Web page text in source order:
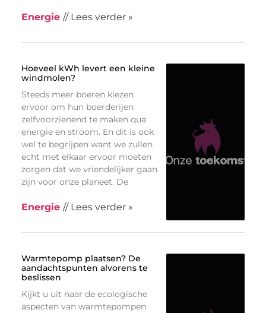
Energie // Lees verder »
Hoeveel kWh levert een kleine
windmolen?
Steeds meer boeren kiezen
ervoor om hun boerderijen
zelfvoorzienend te maken qua
energie en stroom. En dit is ook
wel te begrijpen want we zullen
echt met elkaar ervoor moeten
zorgen dat we vriendelijker gaan
zijn voor onze planeet. De
Energie // Lees verder »
Warmtepomp plaatsen? De
aandachtspunten alvorens te
beslissen
Kijkt u uit naar de ecologische
aspecten van warmtepompen